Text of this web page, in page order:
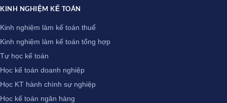
KINH NGHIỆM KẾ TOÁN
Kinh nghiệm làm kế toán thuế
Kinh nghiệm làm kế toán tổng hợp
Tự học kế toán
Học kế toán doanh nghiệp
Học KT hành chính sự nghiệp
Học kế toán ngân hàng